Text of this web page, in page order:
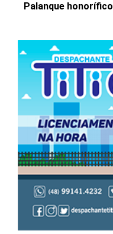
Palanque honorífico